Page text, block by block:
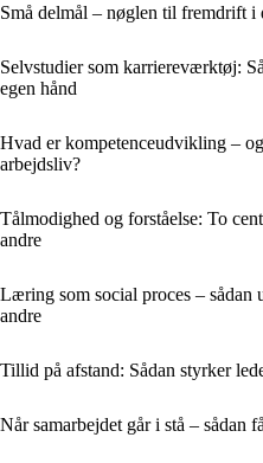
Små delmål – nøglen til fremdrift i
Selvstudier som karriereværktøj:
egen hånd
Hvad er kompetenceudvikling –
arbejdsliv?
Tålmodighed og forståelse: To
andre
Læring som social proces – sådan
andre
Tillid på afstand: Sådan styrker
Når samarbejdet går i stå – sådan